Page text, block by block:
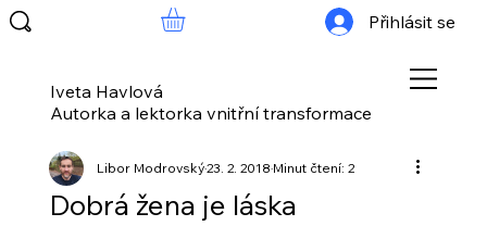
Iveta Havlová
Autorka a lektorka vnitřní transformace
Přihlásit se
Dobrá žena je láska
Libor Modrovský23. 2. 2018Minut čtení: 2